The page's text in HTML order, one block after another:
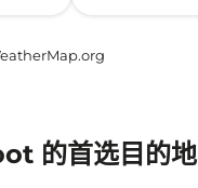
的首选目的地